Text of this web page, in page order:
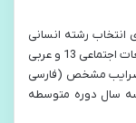
انتخاب رشته انسانی
اهمیت بیشتری دارند. حداقل نمره فارسی 14، مطالعات اجتماعی 13 و عربی
ضرایب مشخص (فارسی
ضریب 3، عربی ضریب 2) در سه سال دوره متوسطه